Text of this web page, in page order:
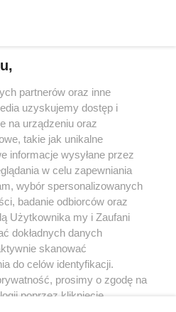
nie może być powielany i
w jakikolwiek sposób (w
na jakimkolwiek polu
włącznie z umieszczaniem w Internecie
Jakiekolwiek użycie lub
w części z naruszeniem prawa, tzn.
pod groźbą kary i może być ścigane
O nas
partnerów oraz inne
uzyskujemy dostęp i
na urządzeniu oraz
takie jak unikalne
informacje wysyłane przez
w celu zapewniania
wybór spersonalizowanych
badanie odbiorców oraz
Użytkownika my i Zaufani
dokładnych danych
skanować
do celów identyfikacji.
prosimy o zgodę na
poprzez kliknięcie